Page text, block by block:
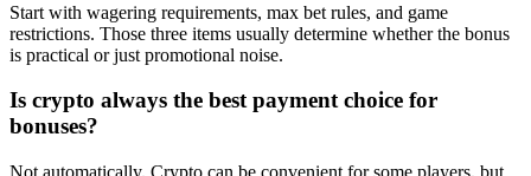
Start with wagering requirements, max bet rules, and game
restrictions. Those three items usually determine whether the bonus
is practical or just promotional noise.
Is crypto always the best payment choice for
bonuses?